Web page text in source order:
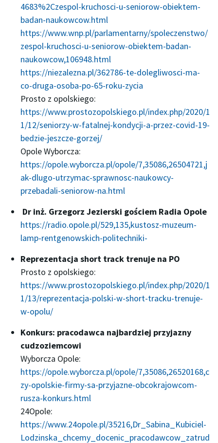
4683%2Czespol-kruchosci-u-seniorow-obiektem-
badan-naukowcow.html
https://www.wnp.pl/parlamentarny/spoleczenstwo/
zespol-kruchosci-u-seniorow-obiektem-badan-
naukowcow,106948.html
https://niezalezna.pl/362786-te-dolegliwosci-ma-
co-druga-osoba-po-65-roku-zycia
Prosto z opolskiego:
https://www.prostozopolskiego.pl/index.php/2020/1
1/12/seniorzy-w-fatalnej-kondycji-a-przez-covid-19-
bedzie-jeszcze-gorzej/
Opole Wyborcza:
https://opole.wyborcza.pl/opole/7,35086,26504721,j
ak-dlugo-utrzymac-sprawnosc-naukowcy-
przebadali-seniorow-na.html
Dr inż. Grzegorz Jezierski gościem Radia Opole
https://radio.opole.pl/529,135,kustosz-muzeum-
lamp-rentgenowskich-politechniki-
Reprezentacja short track trenuje na PO
Prosto z opolskiego:
https://www.prostozopolskiego.pl/index.php/2020/1
1/13/reprezentacja-polski-w-short-tracku-trenuje-
w-opolu/
Konkurs: pracodawca najbardziej przyjazny
cudzoziemcowi
Wyborcza Opole:
https://opole.wyborcza.pl/opole/7,35086,26520168,c
zy-opolskie-firmy-sa-przyjazne-obcokrajowcom-
rusza-konkurs.html
24Opole:
https://www.24opole.pl/35216,Dr_Sabina_Kubiciel-
Lodzinska_chcemy_docenic_pracodawcow_zatrud